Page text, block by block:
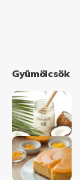
Gyümölcsök